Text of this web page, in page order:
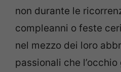
non durante le
compleanni o feste
nel mezzo dei loro
passionali che